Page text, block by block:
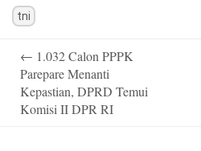
tni
navigation
← 1.032 Calon PPPK
Parepare Menanti
Kepastian, DPRD Temui
Komisi II DPR RI